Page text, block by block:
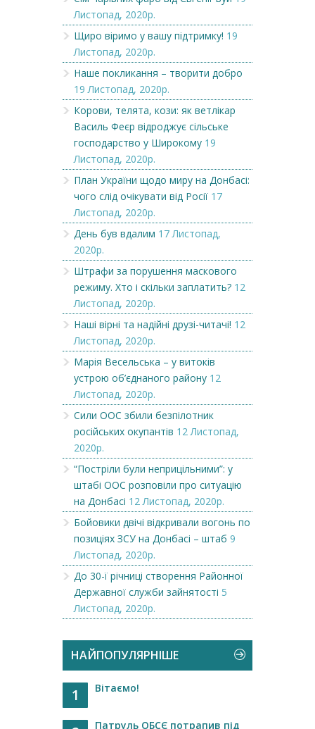
Листопад, 2020р.
Щиро віримо у вашу підтримку! 19
Листопад, 2020р.
Наше покликання – творити добро
19 Листопад, 2020р.
Корови, телята, кози: як ветлікар
Василь Феєр відроджує сільське
господарство у Широкому 19
Листопад, 2020р.
План України щодо миру на Донбасі:
чого слід очікувати від Росії 17
Листопад, 2020р.
День був вдалим 17 Листопад,
2020р.
Штрафи за порушення маскового
режиму. Хто і скільки заплатить? 12
Листопад, 2020р.
Наші вірні та надійні друзі-читачі! 12
Листопад, 2020р.
Марія Весельська – у витоків
устрою об’єднаного району 12
Листопад, 2020р.
Сили ООС збили безпілотник
російських окупантів 12 Листопад,
2020р.
“Постріли були неприцільними”: у
штабі ООС розповіли про ситуацію
на Донбасі 12 Листопад, 2020р.
Бойовики двічі відкривали вогонь по
позиціях ЗСУ на Донбасі – штаб 9
Листопад, 2020р.
До 30-ї річниці створення Районної
Державної служби зайнятості 5
Листопад, 2020р.
НАЙПОПУЛЯРНІШЕ
1 Вітаємо!
Патруль ОБСЄ потрапив під